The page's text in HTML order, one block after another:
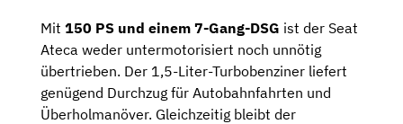
Mit 150 PS und einem 7-Gang-DSG ist der Seat
Ateca weder untermotorisiert noch unnötig
übertrieben. Der 1,5-Liter-Turbobenziner liefert
genügend Durchzug für Autobahnfahrten und
Überholmanöver. Gleichzeitig bleibt der